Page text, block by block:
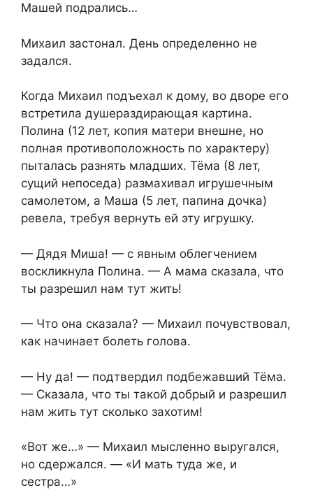
Машей подрались…
Михаил застонал. День определенно не
задался.
Когда Михаил подъехал к дому, во дворе его
встретила душераздирающая картина.
Полина (12 лет, копия матери внешне, но
полная противоположность по характеру)
пыталась разнять младших. Тёма (8 лет,
сущий непоседа) размахивал игрушечным
самолетом, а Маша (5 лет, папина дочка)
ревела, требуя вернуть ей эту игрушку.
— Дядя Миша! — с явным облегчением
воскликнула Полина. — А мама сказала, что
ты разрешил нам тут жить!
— Что она сказала? — Михаил почувствовал,
как начинает болеть голова.
— Ну да! — подтвердил подбежавший Тёма.
— Сказала, что ты такой добрый и разрешил
нам жить тут сколько захотим!
«Вот же…» — Михаил мысленно выругался,
но сдержался. — «И мать туда же, и
сестра…»